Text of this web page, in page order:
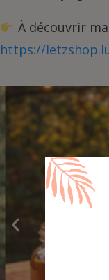
À découvrir
https://